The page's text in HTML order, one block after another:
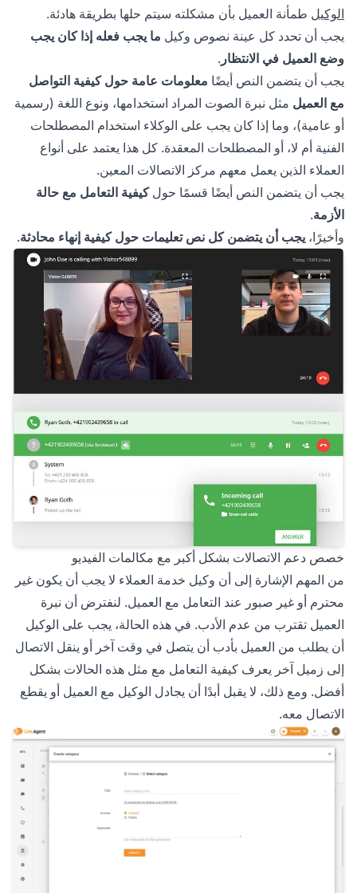
الوكيل طمأنة العميل بأن مشكلته سيتم حلها بطريقة هادئة.
يجب أن تحدد كل عينة نصوص وكيل ما يجب فعله إذا كان يجب
وضع العميل في الانتظار .
يجب أن يتضمن النص أيضًا معلومات عامة حول كيفية التواصل
مع العميل مثل نبرة الصوت المراد استخدامها، ونوع اللغة (رسمية
أو عامية)، وما إذا كان يجب على الوكلاء استخدام المصطلحات
الفنية أم لا، أو المصطلحات المعقدة. كل هذا يعتمد على أنواع
العملاء الذين يعمل معهم مركز الاتصالات المعين.
يجب أن يتضمن النص أيضًا قسمًا حولكيفية التعامل مع حالة
الأزمة.
وأخيرًا، يجب أن يتضمن كل نص تعليمات حول كيفية إنهاء محادثة.
خصص دعم الاتصالات بشكل أكبر مع مكالمات الفيديو
من المهم الإشارة إلى أن وكيل خدمة العملاء لا يجب أن يكون غير
محترم أو غير صبور عند التعامل مع العميل. لنفترض أن نبرة
العميل تقترب من عدم الأدب. في هذه الحالة، يجب على الوكيل
أن يطلب من العميل بأدب أن يتصل في وقت آخر أو ينقل الاتصال
إلى زميل آخر يعرف كيفية التعامل مع مثل هذه الحالات بشكل
أفضل. ومع ذلك، لا يقبل أبدًا أن يجادل الوكيل مع العميل أو يقطع
الاتصال معه.